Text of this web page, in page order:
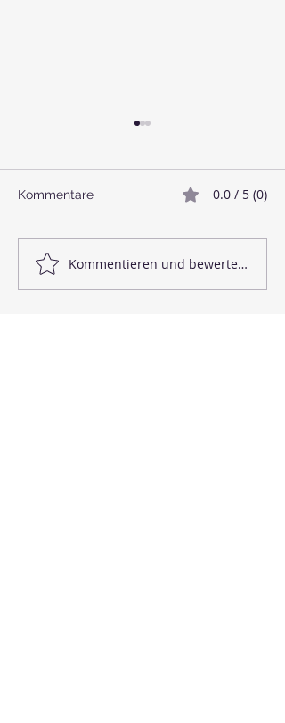
🥓 Veganer Bacon
Kommentare 0.0 / 5 (0)
Kommentieren und bewerten...